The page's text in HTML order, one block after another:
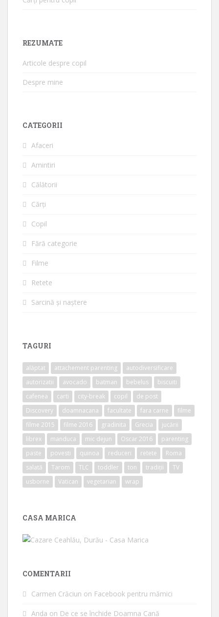
REZUMATE
Articole despre copil
Despre mine
CATEGORII
Afaceri
Amintiri
Călătorii
Cărți
Copil
Fără categorie
Filme
Retete
Sarcină și naștere
TAGURI
alăptat attachement parenting
autodiversificare
autorizatii
avocado batman bebelus
biscuiti
cafenea
carti city-break copil
de post
Discovery
doamnacana facultate fara carne
filme
filme 2015
filme 2016 gradinita Grecia
jucării
librex
manduca mic dejun Oscar 2016
parenting
paste
povesti quinoa reduceri retete
Roma
salată
Tarom TLC toddler ton tradiții
TV
usborne
Vatican vegetarian wrap
CASA MARICA
COMENTARII
Carmen Crăciun on Facebook pentru mămici
Anda on De ce se închide Doamna Cană